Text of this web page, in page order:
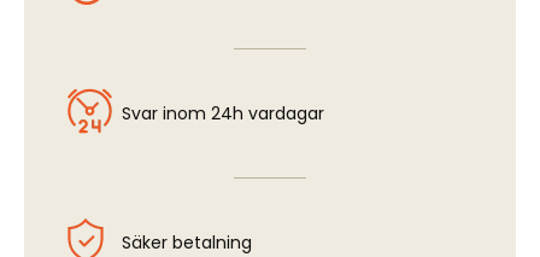
Svar inom 24h vardagar
Säker betalning